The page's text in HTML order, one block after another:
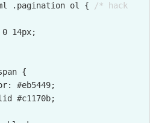
.pagination ol {
/* hack
{